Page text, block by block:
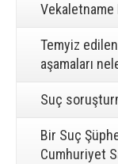
Vekaletname
Temyiz
aşamaları
Suç
Bir Suç
Cumhuriyet